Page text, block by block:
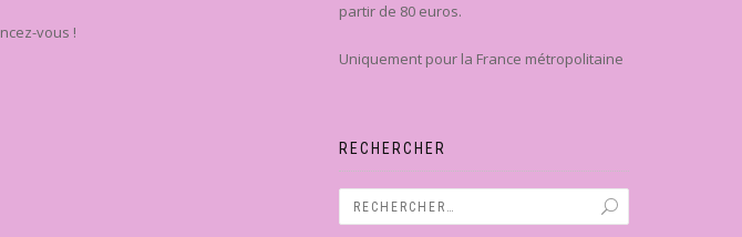
vous !
partir de 80 euros.
Uniquement pour la France métropolitaine
RECHERCHER